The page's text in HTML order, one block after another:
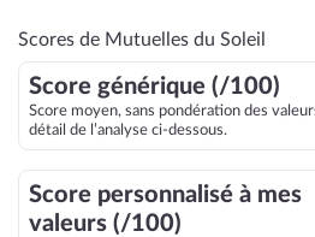
Scores de Mutuelles du Soleil
Score générique (/100)
Score moyen, sans pondération des
détail de l’analyse ci-dessous.
Score personnalisé à mes
valeurs (/100)